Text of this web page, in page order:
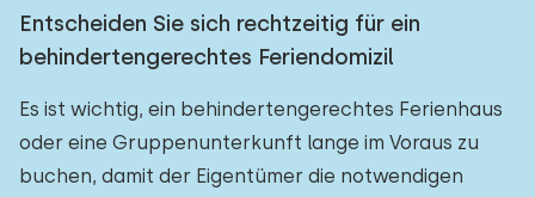
Entscheiden Sie sich rechtzeitig für ein
behindertengerechtes Feriendomizil
Es ist wichtig, ein behindertengerechtes Ferienhaus
oder eine Gruppenunterkunft lange im Voraus zu
buchen, damit der Eigentümer die notwendigen